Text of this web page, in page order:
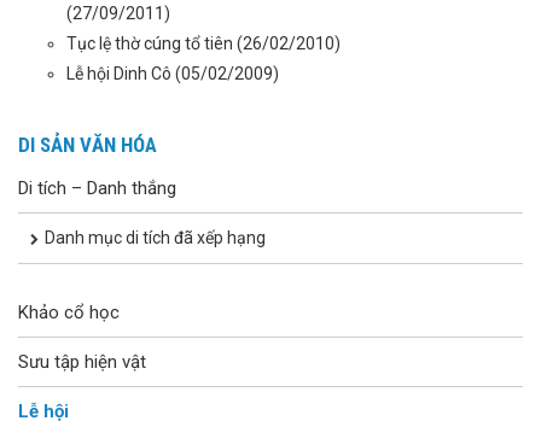
(27/09/2011)
Tục lệ thờ cúng tổ tiên (26/02/2010)
Lễ hội Dinh Cô (05/02/2009)
DI SẢN VĂN HÓA
Di tích – Danh thắng
Danh mục di tích đã xếp hạng
Khảo cổ học
Sưu tập hiện vật
Lễ hội